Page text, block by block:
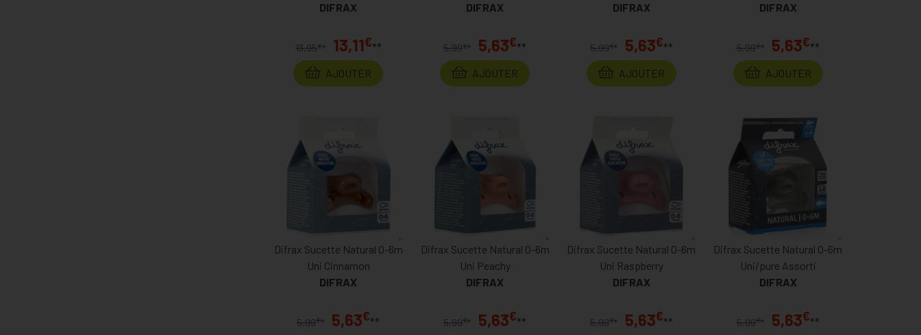
DIFRAX
13,95€* 13,11€**
AJOUTER
DIFRAX
5,99€* 5,63€**
AJOUTER
DIFRAX
5,99€* 5,63€**
AJOUTER
DIFRAX
5,99€ * 5,63€**
AJOUTER
Difrax Sucette Natural 0-6m
Uni Cinnamon
DIFRAX
5,99€* 5,63€**
Difrax Sucette Natural 0-6m
Uni Peachy
DIFRAX
5,99€* 5,63€**
Difrax Sucette Natural 0-6m
Uni Raspberry
DIFRAX
5,99€* 5,63€**
Difrax Sucette Natural 0-6m
Uni/pure Assorti
DIFRAX
5,99€ * 5,63€**